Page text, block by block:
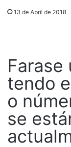
13 de Abril de 2018
Farase
tendo
o
se